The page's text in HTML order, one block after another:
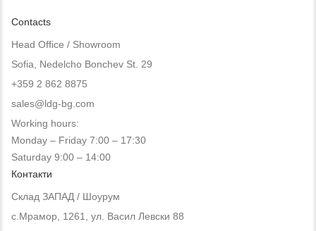
Contacts
Head Office / Showroom
Sofia, Nedelcho Bonchev St. 29
+359 2 862 8875
sales@ldg-bg.com
Working hours:
Monday – Friday 7:00 – 17:30
Saturday 9:00 – 14:00
Контакти
Склад ЗАПАД / Шоурум
с.Мрамор, 1261, ул. Васил Левски 88